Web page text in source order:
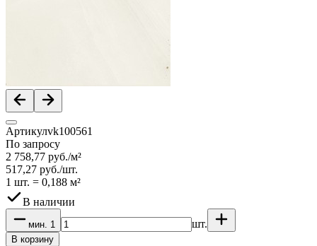
Артикулvk100561
По запросу
2 758,77 руб./м²
517,27 руб./шт.
1 шт. = 0,188 м²
В наличии
мин. 1 шт.
В корзину